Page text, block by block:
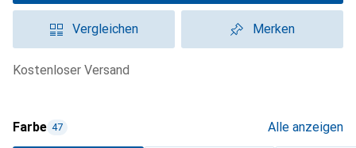
Vergleichen Merken
kostenloser Versand
Farbe 47 Alle anzeigen